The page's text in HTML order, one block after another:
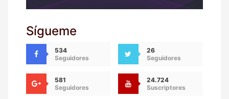
Sígueme
534
Seguidores
26
Seguidores
581
Seguidores
24.724
Suscriptores